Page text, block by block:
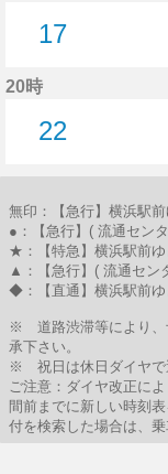
17
20時
22
無印：【急行】横浜駅前
●：【急行】( 流通セン
★：【特急】横浜駅前ゆ
▲：【急行】( 流通セン
◆：【直通】横浜駅前ゆ
※ 道路渋滞等により、
承下さい。
※ 祝日は休日ダイヤで
ご注意：ダイヤ改正に
間前までに新しい時刻
付を検索した場合は、